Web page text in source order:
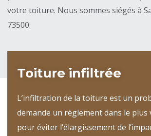
votre toiture. Nous sommes siégés à
73500.
Toiture infiltrée
L’infiltration de la toiture est un
demande un règlement dans le plus
pour éviter l’élargissement de